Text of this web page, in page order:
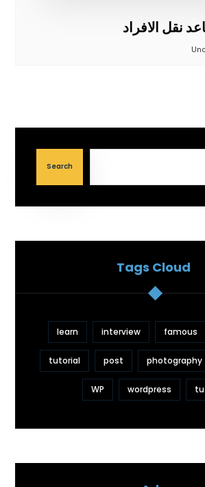
نقل الافراد
Search
Tags Cloud
famous
interview
learn
photography
post
tutorial
wordpress
WP